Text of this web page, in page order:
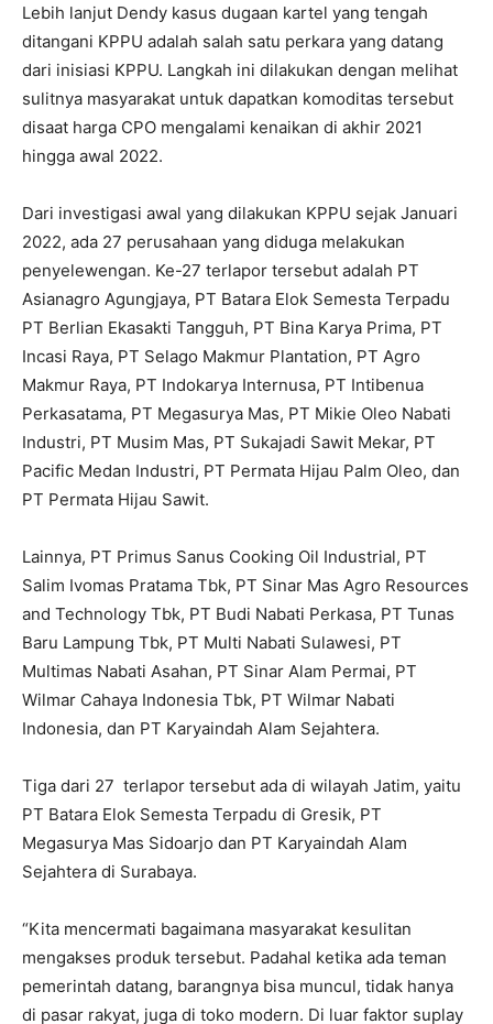
Lebih lanjut Dendy kasus dugaan kartel yang tengah
ditangani KPPU adalah salah satu perkara yang datang
dari inisiasi KPPU. Langkah ini dilakukan dengan melihat
sulitnya masyarakat untuk dapatkan komoditas tersebut
disaat harga CPO mengalami kenaikan di akhir 2021
hingga awal 2022.
Dari investigasi awal yang dilakukan KPPU sejak Januari
2022, ada 27 perusahaan yang diduga melakukan
penyelewengan. Ke-27 terlapor tersebut adalah PT
Asianagro Agungjaya, PT Batara Elok Semesta Terpadu
PT Berlian Ekasakti Tangguh, PT Bina Karya Prima, PT
Incasi Raya, PT Selago Makmur Plantation, PT Agro
Makmur Raya, PT Indokarya Internusa, PT Intibenua
Perkasatama, PT Megasurya Mas, PT Mikie Oleo Nabati
Industri, PT Musim Mas, PT Sukajadi Sawit Mekar, PT
Pacific Medan Industri, PT Permata Hijau Palm Oleo, dan
PT Permata Hijau Sawit.
Lainnya, PT Primus Sanus Cooking Oil Industrial, PT
Salim Ivomas Pratama Tbk, PT Sinar Mas Agro Resources
and Technology Tbk, PT Budi Nabati Perkasa, PT Tunas
Baru Lampung Tbk, PT Multi Nabati Sulawesi, PT
Multimas Nabati Asahan, PT Sinar Alam Permai, PT
Wilmar Cahaya Indonesia Tbk, PT Wilmar Nabati
Indonesia, dan PT Karyaindah Alam Sejahtera.
Tiga dari 27 terlapor tersebut ada di wilayah Jatim, yaitu
PT Batara Elok Semesta Terpadu di Gresik, PT
Megasurya Mas Sidoarjo dan PT Karyaindah Alam
Sejahtera di Surabaya.
“Kita mencermati bagaimana masyarakat kesulitan
mengakses produk tersebut. Padahal ketika ada teman
pemerintah datang, barangnya bisa muncul, tidak hanya
di pasar rakyat, juga di toko modern. Di luar faktor suplay